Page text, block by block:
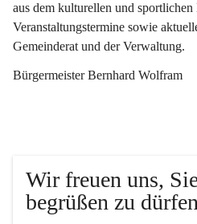
aus dem kulturellen und sportlichen
Veranstaltungstermine sowie
Gemeinderat und der Verwaltung.
Bürgermeister Bernhard Wolfram
Wir freuen uns,
begrüßen zu